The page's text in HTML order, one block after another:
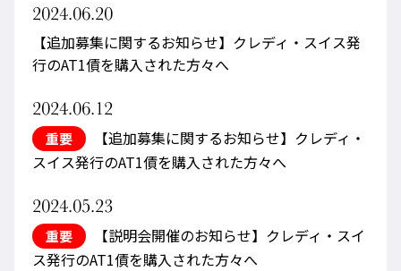
2024.06.20
【追加募集に関するお知らせ】クレディ・スイス発
行のAT1債を購入された方々へ
2024.06.12
重要
【追加募集に関するお知らせ】クレディ・
スイス発行のAT1債を購入された方々へ
2024.05.23
重要
【説明会開催のお知らせ】クレディ・スイ
ス発行のAT1債を購入された方々へ